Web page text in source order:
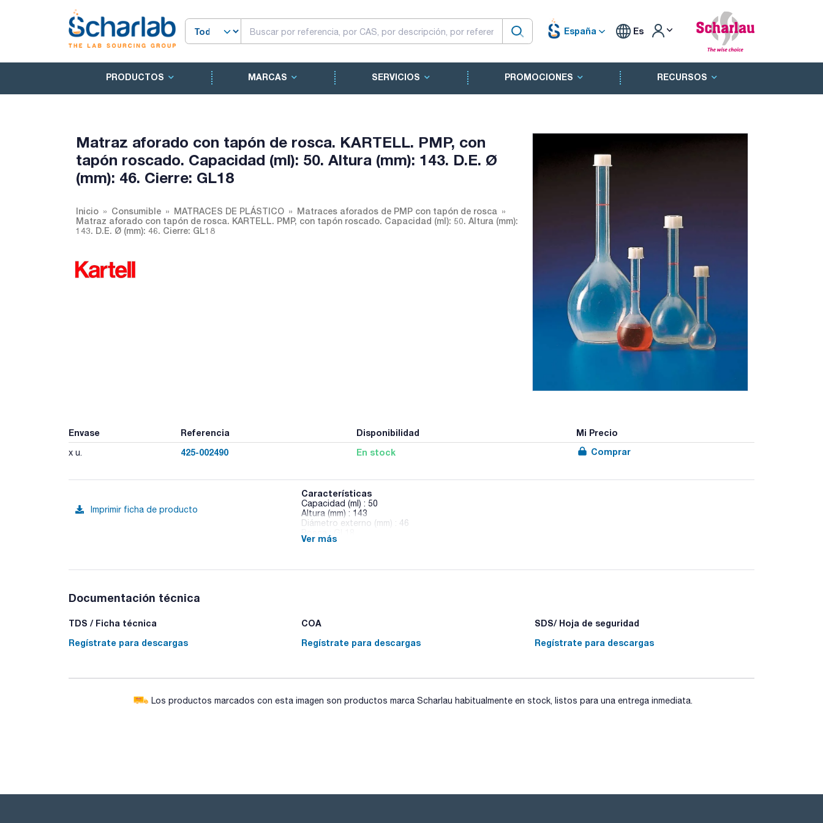
España Es
PRODUCTOS MARCAS SERVICIOS PROMOCIONES RECURSOS
Matraz aforado con tapón de rosca. KARTELL. PMP, con
tapón roscado. Capacidad (ml): 50. Altura (mm): 143. D.E. Ø
(mm): 46. Cierre: GL18
Inicio Consumible MATRACES DE PLÁSTICO
Matraces aforados de PMP con tapón de rosca
Matraz aforado con tapón de rosca. KARTELL. PMP, con tapón roscado. Capacidad (ml): 50. Altura (mm):
143. D.E. Ø (mm): 46. Cierre: GL18
Envase Referencia Disponibilidad Mi Precio
x u. 425-002490 En stock Comprar
Imprimir ficha de producto
Características
Capacidad (ml) : 50
Altura (mm) : 143
Diámetro externo (mm) : 46
Pack (u.) : 1
una fácil lectura. Calibrados con método gravimétrico a 20 °C. Moldeados en una sola pieza con las propias
Ver más
Documentación técnica
TDS / Ficha técnica
Regístrate para descargas
COA
Regístrate para descargas
SDS/ Hoja de seguridad
Regístrate para descargas
Los productos marcados con esta imagen son productos marca Scharlau habitualmente en stock, listos para una entrega inmediata.